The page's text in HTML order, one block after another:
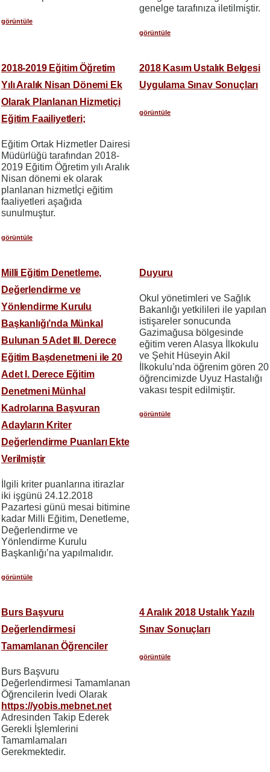
görüntüle
genelge tarafınıza iletilmiştir.
görüntüle
2018-2019 Eğitim Öğretim
Yılı Aralık Nisan Dönemi Ek
Olarak Planlanan Hizmetiçi
Eğitim Faailiyetleri;
Eğitim Ortak Hizmetler Dairesi
Müdürlüğü tarafından 2018-
2019 Eğitim Öğretim yılı Aralık
Nisan dönemi ek olarak
planlanan hizmetİçi eğitim
faaliyetleri aşağıda
sunulmuştur.
görüntüle
2018 Kasım Ustalık Belgesi
Uygulama Sınav Sonuçları
görüntüle
Milli Eğitim Denetleme,
Değerlendirme ve
Yönlendirme Kurulu
Başkanlığı’nda Münkal
Bulunan 5 Adet III. Derece
Eğitim Başdenetmeni ile 20
Adet I. Derece Eğitim
Denetmeni Münhal
Kadrolarına Başvuran
Adayların Kriter
Değerlendirme Puanları Ekte
Verilmiştir
İlgili kriter puanlarına itirazlar
iki işgünü 24.12.2018
Pazartesi günü mesai bitimine
kadar Milli Eğitim, Denetleme,
Değerlendirme ve
Yönlendirme Kurulu
Başkanlığı’na yapılmalıdır.
görüntüle
Duyuru
Okul yönetimleri ve Sağlık
Bakanlığı yetkilileri ile yapılan
istişareler sonucunda
Gazimağusa bölgesinde
eğitim veren Alasya İlkokulu
ve Şehit Hüseyin Akil
İlkokulu’nda öğrenim gören 20
öğrencimizde Uyuz Hastalığı
vakası tespit edilmiştir.
görüntüle
Burs Başvuru
Değerlendirmesi
Tamamlanan Öğrenciler
Burs Başvuru
Değerlendirmesi Tamamlanan
Öğrencilerin İvedi Olarak
https://yobis.mebnet.net
Adresinden Takip Ederek
Gerekli İşlemlerini
Tamamlamaları
Gerekmektedir.
4 Aralık 2018 Ustalık Yazılı
Sınav Sonuçları
görüntüle